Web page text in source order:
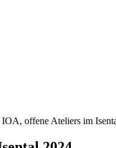
IOA, offene Ateliers im